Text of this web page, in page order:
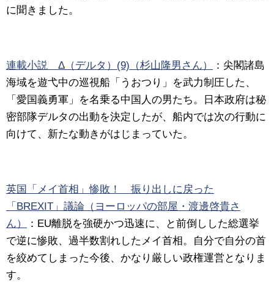
に聞きました。
連載小説 Δ（デルタ）(9)（杉山隆男さん） ： 尖閣諸島
海域を遊弋中の巡視船「うおつり」を武力制圧した、
「愛国義勇軍」を名乗る中国人の男たち。日本政府は秘
密部隊デルタの出動を決定したが、船内では次の行動に
向けて、新たな動きがはじまっていた。
英国「メイ首相」惨敗！ 振り出しに戻った
「BREXIT」議論（ヨーロッパの部屋・渡邊啓貴さ
ん）
： EU離脱を強硬かつ迅速に、と前倒しした総選挙
で逆に惨敗、過半数割れしたメイ首相。自分で自分の首
を絞めてしまった今後、かなり厳しい政権運営となりま
す。